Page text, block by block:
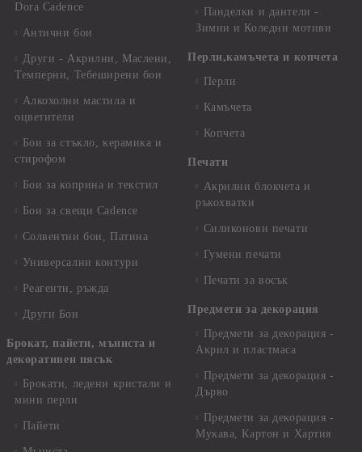
Dora Cadence
Антични бои
Други - Акрилни, Маслени,
Темперни, Тебеширени бои
Алкохолни мастила и
оцветители
Бои за стъкло, керамика и
стирофом
Бои за коприна и текстил
Бои за свещи Cadence
Солвентни бои, Патина
Универсални контури
Реагенти, ръжда
Други Бои
Брокат, пайети, мъниста и
декоративен пясък
Брокати, ледени кристали и
мини перли
Пайети
Панделки и дантели -
Зимни и Коледни мотиви
Перли,камъчета и копчета
Перли
Камъчета
Копчета
Печати
Акрилни блокчета и
ръкохватки
Силиконови печати
Гумени печати
Печати за восък
Предмети за декорация
Предмети за декорация -
Акрил и пластмаса
Предмети за декорация -
Дърво
Предмети за декорация -
Мукава, Картон и Хартия